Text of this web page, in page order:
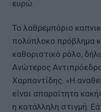
ευρώ.
Το λαθρεμπόριο
πολύπλοκο πρόβλημα
καθοριστικό ρόλο,
Ανώτερος
Χαρπαντίδης. «Η
είναι απαραίτητα
η κατάλληλη στιγμή.